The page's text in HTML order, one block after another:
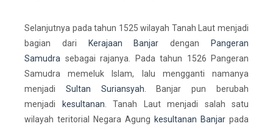
Selanjutnya pada tahun 1525 wilayah Tanah Laut menjadi
bagian dari
Kerajaan Banjar dengan
Pangeran
Samudra sebagai rajanya. Pada tahun 1526 Pangeran
Samudra memeluk Islam, lalu mengganti namanya
menjadi Sultan Suriansyah . Banjar pun berubah
menjadi
kesultanan . Tanah Laut menjadi salah satu
wilayah teritorial Negara Agung kesultanan Banjar pada